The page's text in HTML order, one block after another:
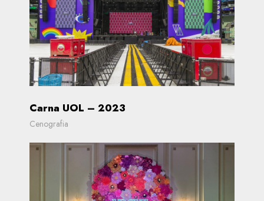
Carna UOL – 2023
Cenografia